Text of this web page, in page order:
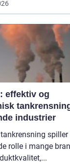
effektiv og
industrier
spiller
rolle i mange